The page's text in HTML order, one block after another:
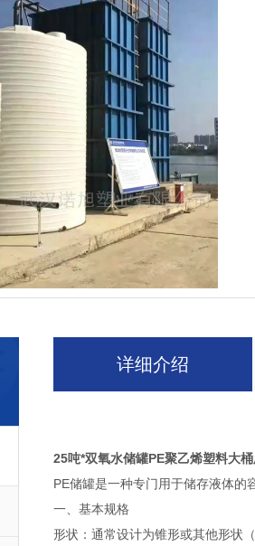
详细介绍
25吨*双氧水储罐PE聚乙烯塑料大
PE储罐是一种专门用于储存液体的
一、基本规格
形状：通常设计为锥形或其他形状